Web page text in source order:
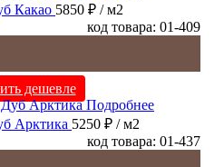
Какао 5850 ₽ / м2
код товара: 01-409
дешевле
Подробнее
Арктика 5250 ₽ / м2
код товара: 01-437